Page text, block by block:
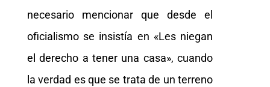
necesario mencionar que desde el
oficialismo se insistía en «Les niegan
el derecho a tener una casa», cuando
la verdad es que se trata de un terreno